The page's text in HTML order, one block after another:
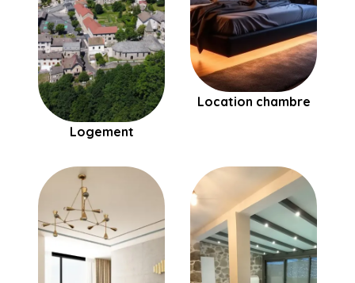
Logement
Location chambre